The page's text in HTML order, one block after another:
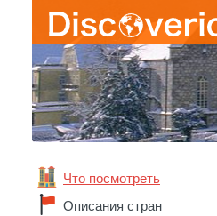
Что посмотреть
Описания стран